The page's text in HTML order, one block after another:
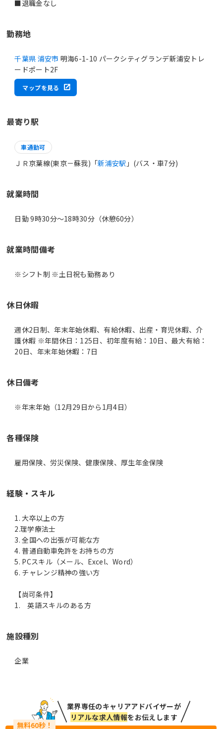
■退職金なし
勤務地
千葉県 浦安市 明海6-1-10 パークシティグランデ新浦安トレ
ードポート2F
マップを見る
最寄り駅
車通勤可
ＪＲ京葉線(東京－蘇我)「新浦安駅 」(バス・車7分)
就業時間
日勤 9時30分〜18時30分（休憩60分）
就業時間備考
休日休暇
週休2日制、年末年始休暇、有給休暇、出産・育児休暇、介
護休暇 ※年間休日：125日、初年度有給：10日、最大有給：
20日、年末年始休暇：7日
休日備考
※年末年始（12月29日から1月4日）
各種保険
雇用保険、労災保険、健康保険、厚生年金保険
経験・スキル
1. 大卒以上の方
2.理学療法士
3. 全国への出張が可能な方
4. 普通自動車免許をお持ちの方
5. PCスキル（メール、Excel、Word）
6. チャレンジ精神の強い方
【尚可条件】
1. 英語スキルのある方
施設種別
企業
業界専任のキャリアアドバイザーが
リアルな求人情報をお伝えします